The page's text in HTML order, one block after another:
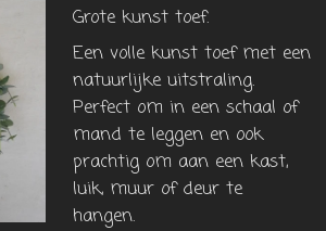
Grote kunst toef.
Een volle kunst toef met een
natuurlijke uitstraling.
Perfect om in een schaal of
mand te leggen en ook
prachtig om aan een kast,
luik, muur of deur te
hangen.